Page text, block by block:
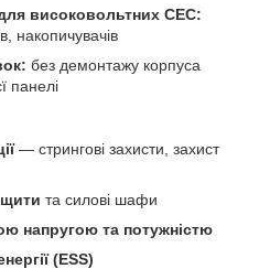
високовольтних СЕС:
накопичувачів
без демонтажу корпуса
панелі
— стрингові захисти, захист
та силові шафи
напругою та потужністю
(ESS)